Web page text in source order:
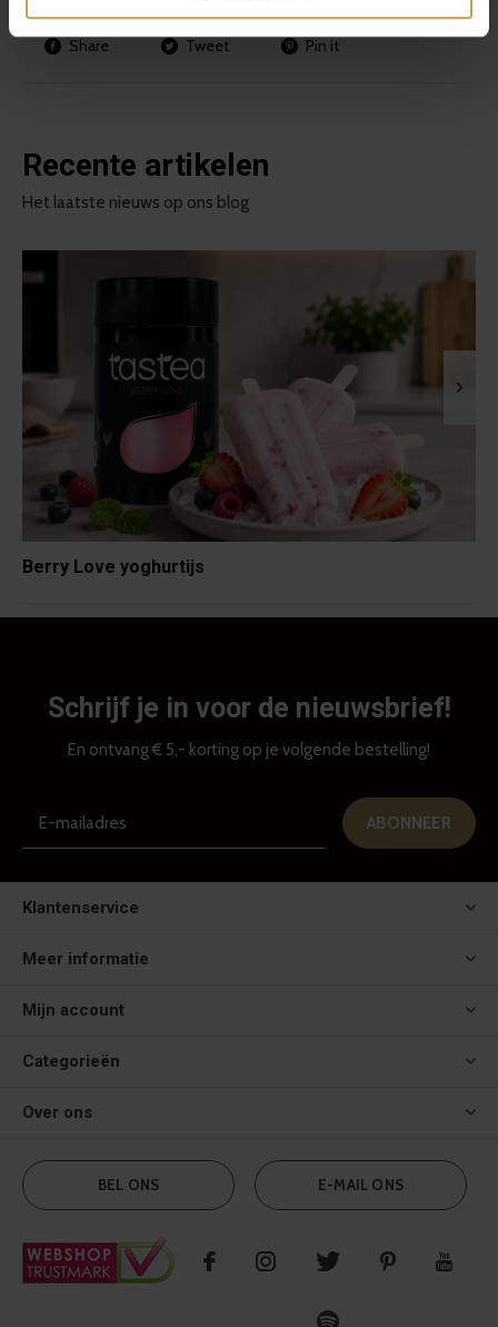
Share Tweet Pin it
Recente artikelen
Het laatste nieuws op ons blog
Berry Love yoghurtijs
Schrijf je in voor de nieuwsbrief!
En ontvang € 5,- korting op je volgende bestelling!
ABONNEER
Klantenservice
Meer informatie
Mijn account
Categorieën
Over ons
BEL ONS E-MAIL ONS